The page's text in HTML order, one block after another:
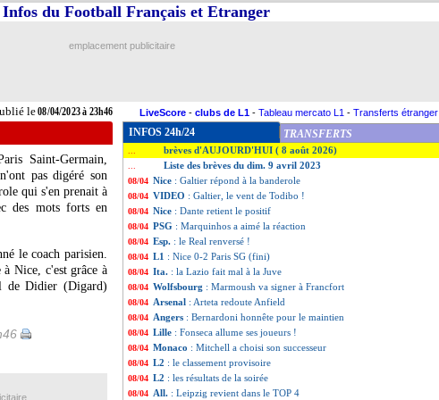
le08/04/2023 à 23h46
Infos du Football Français et Etranger
emplacement publicitaire
LiveScore - clubs de L1 - Tableau mercato L1 - Transferts étranger
Saint-Germain,
pas digéré son
qui s'en prenait à
des mots forts en
le coach parisien.
Nice, c'est grâce à
de Didier (Digard)
INFOS 24h/24 TRANSFERTS
brèves d'AUJOURD'HUI ( 8 août 2026)
Liste des brèves du dim. 9 avril 2023
08/04 Nice : Galtier répond à la banderole
08/04 VIDEO : Galtier, le vent de Todibo !
08/04 Nice : Dante retient le positif
08/04 PSG : Marquinhos a aimé la réaction
08/04 Esp. : le Real renversé !
08/04 L1 : Nice 0-2 Paris SG (fini)
08/04 Ita. : la Lazio fait mal à la Juve
08/04 Wolfsbourg : Marmoush va signer à Francfort
08/04 Arsenal : Arteta redoute Anfield
08/04 Angers : Bernardoni honnête pour le maintien
08/04 Lille : Fonseca allume ses joueurs !
08/04 Monaco : Mitchell a choisi son successeur
08/04 L2 : le classement provisoire
08/04 L2 : les résultats de la soirée
08/04 All. : Leipzig revient dans le TOP 4